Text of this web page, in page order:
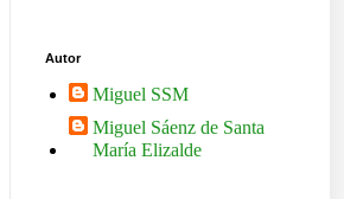
Autor
Miguel SSM
Miguel Sáenz de Santa
María Elizalde